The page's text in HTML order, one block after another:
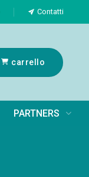
Contatti
carrello
PARTNERS